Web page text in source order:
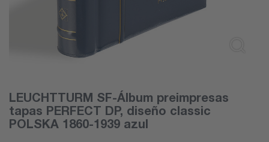
LEUCHTTURM SF-Álbum preimpresas
tapas PERFECT DP, diseño classic
POLSKA 1860-1939 azul